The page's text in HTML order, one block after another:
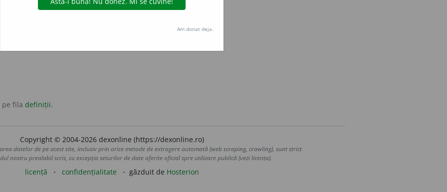
pe fila definiții.
Copyright © 2004-2026 dexonline (https://dexonline.ro)
datelor de pe acest site, inclusiv prin orice metode de extragere automată (web scraping, crawling), sunt strict
nostru prealabil scris, cu excepția seturilor de date oferite oficial spre utilizare publică (vezi licența).
licență confidențialitate găzduit de Hosterion
Am donat deja.